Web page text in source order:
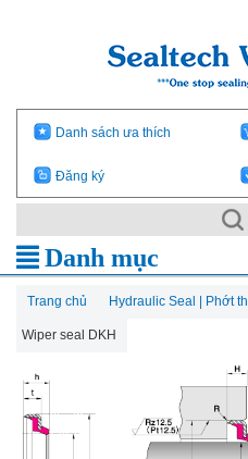
Danh sách ưa thích
Đăng ký
Danh mục
Trang chủ Hydraulic Seal | Phớt
Wiper seal DKH